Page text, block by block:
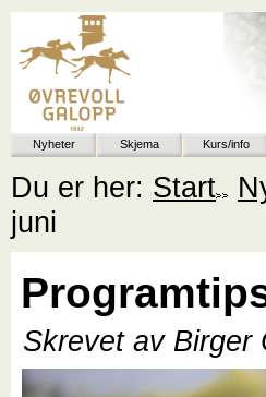
Nyheter Skjema Kurs/info
Du er her: Start
juni
Skrevet av Birger